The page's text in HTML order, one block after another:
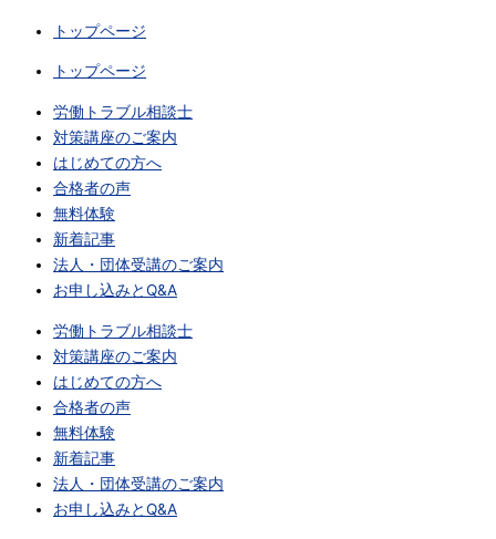
トップページ
トップページ
労働トラブル相談士
対策講座のご案内
はじめての方へ
合格者の声
無料体験
新着記事
法人・団体受講のご案内
お申し込みとQ&A
労働トラブル相談士
対策講座のご案内
はじめての方へ
合格者の声
無料体験
新着記事
法人・団体受講のご案内
お申し込みとQ&A